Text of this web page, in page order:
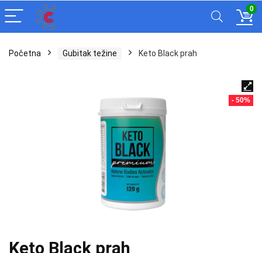
0
Početna Gubitak težine Keto Black prah
- 50%
Keto Black prah